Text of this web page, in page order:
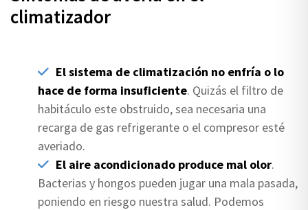
climatizador
El sistema de climatización no enfría o lo
hace de forma insuficiente. Quizás el filtro de
habitáculo este obstruido, sea necesaria una
recarga de gas refrigerante o el compresor esté
averiado.
El aire acondicionado produce mal olor.
Bacterias y hongos pueden jugar una mala pasada,
poniendo en riesgo nuestra salud. Podemos